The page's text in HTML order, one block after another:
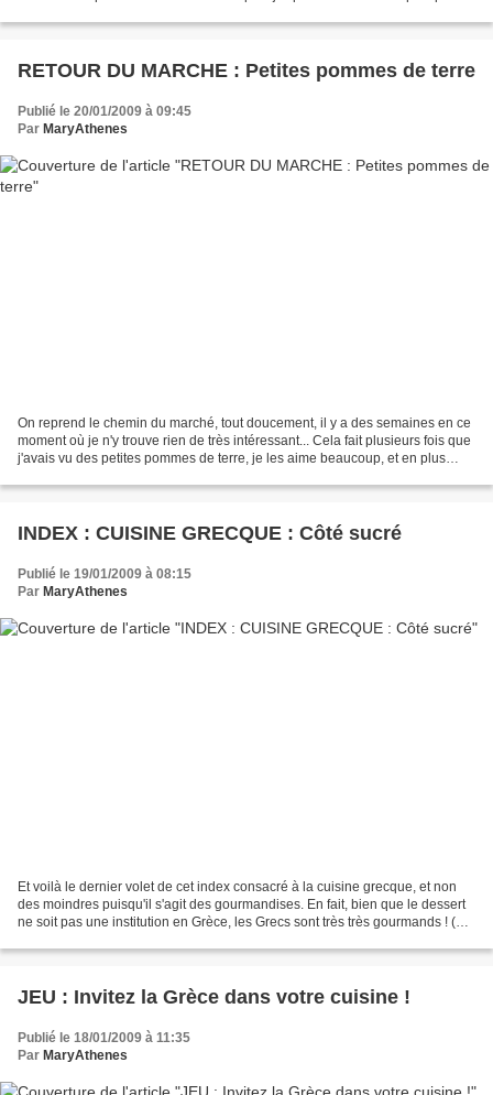
RETOUR DU MARCHE : Petites pommes de terre
Publié le 20/01/2009 à 09:45
Par MaryAthenes
On reprend le chemin du marché, tout doucement, il y a des semaines en ce
moment où je n'y trouve rien de très intéressant... Cela fait plusieurs fois que
j'avais vu des petites pommes de terre, je les aime beaucoup, et en plus
INDEX : CUISINE GRECQUE : Côté sucré
Publié le 19/01/2009 à 08:15
Par MaryAthenes
Et voilà le dernier volet de cet index consacré à la cuisine grecque, et non
des moindres puisqu'il s'agit des gourmandises. En fait, bien que le dessert
ne soit pas une institution en Grèce, les Grecs sont très très gourmands ! (En
JEU : Invitez la Grèce dans votre cuisine !
Publié le 18/01/2009 à 11:35
Par MaryAthenes